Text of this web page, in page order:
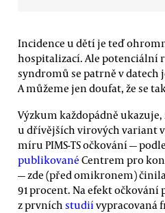
Incidence u dětí je teď
hospitalizací. Ale potenciální
syndromů se patrně v datech
A můžeme jen doufat, že se
Výzkum každopádně
u dřívějších virových variant
míru PIMS-TS očkování —
publikované Centrem pro
— zde (před omikronem)
91 procent. Na efekt očkování
z prvních studiívypracovaná